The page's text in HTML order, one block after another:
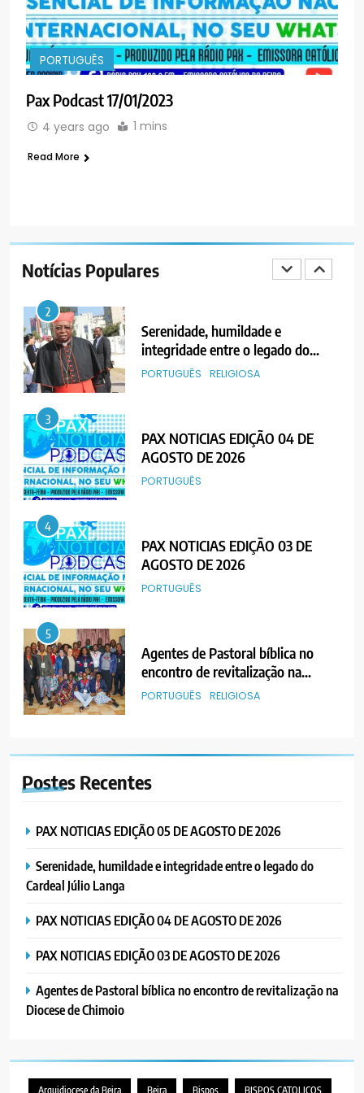
Notícias Populares
MERCADO DE INHAMÍZUA:
MUNICÍPIO DIZ QUE
TRANSFERÊNCIA DOS
VENDEDORES FOI ACEITE, MAS
CAMINHO
PORTUGUÊS SOCIEDADE
8
JUNHO DE 2026
AGOSTO DE 2026
PORTUGUÊS
2
Serenidade, humildade e
integridade entre o legado do
Cardeal Júlio Langa
PORTUGUÊS RELIGIOSA
3
PAX NOTICIAS EDIÇÃO 04 DE
AGOSTO DE 2026
PORTUGUÊS
4
PAX NOTICIAS EDIÇÃO 03 DE
AGOSTO DE 2026
PORTUGUÊS
5
Agentes de Pastoral bíblica no
encontro de revitalização na
Diocese de Chimoio
PORTUGUÊS RELIGIOSA
“Um movimento eclesial sem
Cristo como centro é uma simples
MERCADO DE INHAMÍZUA:
VENDEDORES FOI ACEITE, MAS
CAMINHO
PORTUGUÊS
8
JUNHO DE 2026
1
PAX NOTICIAS EDIÇÃO 05 DE
PORTUGUÊS
Pax Podcast 17/01/2023
4 years ago 1 mins
Read More
Postes Recentes
PAX NOTICIAS EDIÇÃO 05 DE AGOSTO DE 2026
Serenidade, humildade e integridade entre o legado do
Cardeal Júlio Langa
PAX NOTICIAS EDIÇÃO 04 DE AGOSTO DE 2026
PAX NOTICIAS EDIÇÃO 03 DE AGOSTO DE 2026
Agentes de Pastoral bíblica no encontro de revitalização na
Diocese de Chimoio
Arquidiocese da Beira Beira Bispos BISPOS CATOLICOS